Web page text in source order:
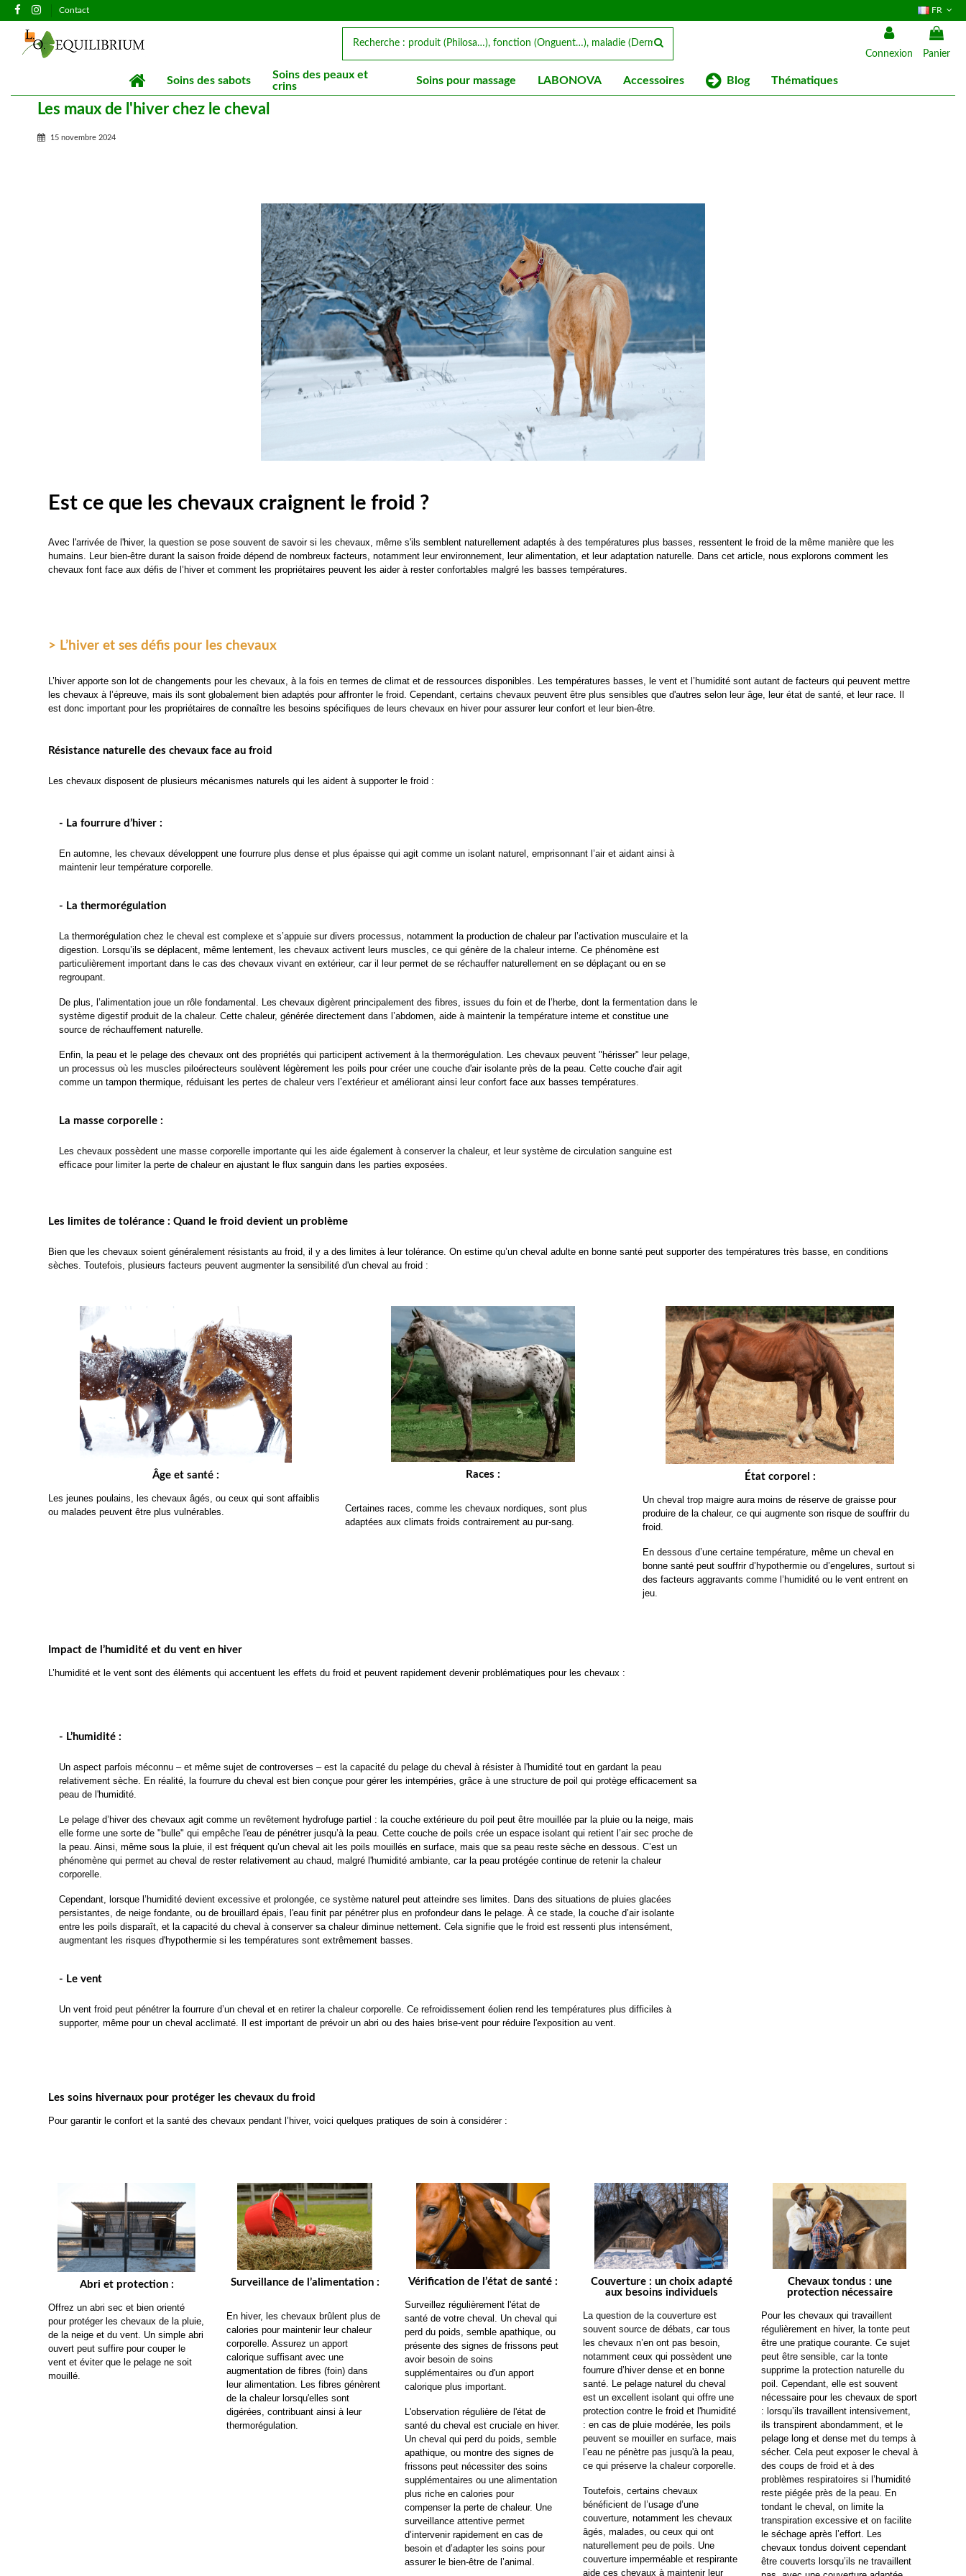
Contact FR
Connexion Panier
Soins des sabots
Soins des peaux et
crins
Soins pour massage LABONOVA Accessoires Blog Thématiques
Les maux de l'hiver chez le cheval
15 novembre 2024
Est ce que les chevaux craignent le froid ?
Avec l'arrivée de l'hiver, la question se pose souvent de savoir si les chevaux, même s'ils semblent naturellement adaptés à des températures plus basses, ressentent le froid de la même manière que les
humains. Leur bien-être durant la saison froide dépend de nombreux facteurs, notamment leur environnement, leur alimentation, et leur adaptation naturelle. Dans cet article, nous explorons comment les
chevaux font face aux défis de l’hiver et comment les propriétaires peuvent les aider à rester confortables malgré les basses températures.
> L’hiver et ses défis pour les chevaux
L’hiver apporte son lot de changements pour les chevaux, à la fois en termes de climat et de ressources disponibles. Les températures basses, le vent et l’humidité sont autant de facteurs qui peuvent mettre
les chevaux à l’épreuve, mais ils sont globalement bien adaptés pour affronter le froid. Cependant, certains chevaux peuvent être plus sensibles que d'autres selon leur âge, leur état de santé, et leur race. Il
est donc important pour les propriétaires de connaître les besoins spécifiques de leurs chevaux en hiver pour assurer leur confort et leur bien-être.
Résistance naturelle des chevaux face au froid
Les chevaux disposent de plusieurs mécanismes naturels qui les aident à supporter le froid :
- La fourrure d’hiver :
En automne, les chevaux développent une fourrure plus dense et plus épaisse qui agit comme un isolant naturel, emprisonnant l’air et aidant ainsi à
maintenir leur température corporelle.
- La thermorégulation
La thermorégulation chez le cheval est complexe et s’appuie sur divers processus, notamment la production de chaleur par l’activation musculaire et la
digestion. Lorsqu’ils se déplacent, même lentement, les chevaux activent leurs muscles, ce qui génère de la chaleur interne. Ce phénomène est
particulièrement important dans le cas des chevaux vivant en extérieur, car il leur permet de se réchauffer naturellement en se déplaçant ou en se
regroupant.
De plus, l’alimentation joue un rôle fondamental. Les chevaux digèrent principalement des fibres, issues du foin et de l’herbe, dont la fermentation dans le
système digestif produit de la chaleur. Cette chaleur, générée directement dans l’abdomen, aide à maintenir la température interne et constitue une
source de réchauffement naturelle.
Enfin, la peau et le pelage des chevaux ont des propriétés qui participent activement à la thermorégulation. Les chevaux peuvent "hérisser" leur pelage,
un processus où les muscles piloérecteurs soulèvent légèrement les poils pour créer une couche d'air isolante près de la peau. Cette couche d'air agit
comme un tampon thermique, réduisant les pertes de chaleur vers l’extérieur et améliorant ainsi leur confort face aux basses températures.
La masse corporelle :
Les chevaux possèdent une masse corporelle importante qui les aide également à conserver la chaleur, et leur système de circulation sanguine est
efficace pour limiter la perte de chaleur en ajustant le flux sanguin dans les parties exposées.
Les limites de tolérance : Quand le froid devient un problème
Bien que les chevaux soient généralement résistants au froid, il y a des limites à leur tolérance. On estime qu’un cheval adulte en bonne santé peut supporter des températures très basse, en conditions
sèches. Toutefois, plusieurs facteurs peuvent augmenter la sensibilité d'un cheval au froid :
Âge et santé :
Les jeunes poulains, les chevaux âgés, ou ceux qui sont affaiblis
ou malades peuvent être plus vulnérables.
Races :
Certaines races, comme les chevaux nordiques, sont plus
adaptées aux climats froids contrairement au pur-sang.
État corporel :
Un cheval trop maigre aura moins de réserve de graisse pour
produire de la chaleur, ce qui augmente son risque de souffrir du
froid.
En dessous d’une certaine température, même un cheval en
bonne santé peut souffrir d’hypothermie ou d’engelures, surtout si
des facteurs aggravants comme l’humidité ou le vent entrent en
jeu.
Impact de l’humidité et du vent en hiver
L’humidité et le vent sont des éléments qui accentuent les effets du froid et peuvent rapidement devenir problématiques pour les chevaux :
- L’humidité :
Un aspect parfois méconnu – et même sujet de controverses – est la capacité du pelage du cheval à résister à l'humidité tout en gardant la peau
relativement sèche. En réalité, la fourrure du cheval est bien conçue pour gérer les intempéries, grâce à une structure de poil qui protège efficacement sa
peau de l'humidité.
Le pelage d’hiver des chevaux agit comme un revêtement hydrofuge partiel : la couche extérieure du poil peut être mouillée par la pluie ou la neige, mais
elle forme une sorte de "bulle" qui empêche l'eau de pénétrer jusqu’à la peau. Cette couche de poils crée un espace isolant qui retient l’air sec proche de
la peau. Ainsi, même sous la pluie, il est fréquent qu’un cheval ait les poils mouillés en surface, mais que sa peau reste sèche en dessous. C’est un
phénomène qui permet au cheval de rester relativement au chaud, malgré l'humidité ambiante, car la peau protégée continue de retenir la chaleur
corporelle.
Cependant, lorsque l’humidité devient excessive et prolongée, ce système naturel peut atteindre ses limites. Dans des situations de pluies glacées
persistantes, de neige fondante, ou de brouillard épais, l'eau finit par pénétrer plus en profondeur dans le pelage. À ce stade, la couche d’air isolante
entre les poils disparaît, et la capacité du cheval à conserver sa chaleur diminue nettement. Cela signifie que le froid est ressenti plus intensément,
augmentant les risques d'hypothermie si les températures sont extrêmement basses.
- Le vent
Un vent froid peut pénétrer la fourrure d’un cheval et en retirer la chaleur corporelle. Ce refroidissement éolien rend les températures plus difficiles à
supporter, même pour un cheval acclimaté. Il est important de prévoir un abri ou des haies brise-vent pour réduire l'exposition au vent.
Les soins hivernaux pour protéger les chevaux du froid
Pour garantir le confort et la santé des chevaux pendant l’hiver, voici quelques pratiques de soin à considérer :
Abri et protection :
Offrez un abri sec et bien orienté
pour protéger les chevaux de la pluie,
de la neige et du vent. Un simple abri
ouvert peut suffire pour couper le
vent et éviter que le pelage ne soit
mouillé.
Surveillance de l’alimentation :
En hiver, les chevaux brûlent plus de
calories pour maintenir leur chaleur
corporelle. Assurez un apport
calorique suffisant avec une
augmentation de fibres (foin) dans
leur alimentation. Les fibres génèrent
de la chaleur lorsqu'elles sont
digérées, contribuant ainsi à leur
thermorégulation.
Vérification de l’état de santé :
Surveillez régulièrement l'état de
santé de votre cheval. Un cheval qui
perd du poids, semble apathique, ou
présente des signes de frissons peut
avoir besoin de soins
supplémentaires ou d'un apport
calorique plus important.
L'observation régulière de l'état de
santé du cheval est cruciale en hiver.
Un cheval qui perd du poids, semble
apathique, ou montre des signes de
frissons peut nécessiter des soins
supplémentaires ou une alimentation
plus riche en calories pour
compenser la perte de chaleur. Une
surveillance attentive permet
d’intervenir rapidement en cas de
besoin et d’adapter les soins pour
assurer le bien-être de l’animal.
Couverture : un choix adapté
aux besoins individuels
La question de la couverture est
souvent source de débats, car tous
les chevaux n’en ont pas besoin,
notamment ceux qui possèdent une
fourrure d’hiver dense et en bonne
santé. Le pelage naturel du cheval
est un excellent isolant qui offre une
protection contre le froid et l'humidité
: en cas de pluie modérée, les poils
peuvent se mouiller en surface, mais
l’eau ne pénètre pas jusqu'à la peau,
ce qui préserve la chaleur corporelle.
Toutefois, certains chevaux
bénéficient de l’usage d’une
couverture, notamment les chevaux
âgés, malades, ou ceux qui ont
naturellement peu de poils. Une
couverture imperméable et respirante
aide ces chevaux à maintenir leur
Chevaux tondus : une
protection nécessaire
Pour les chevaux qui travaillent
régulièrement en hiver, la tonte peut
être une pratique courante. Ce sujet
peut être sensible, car la tonte
supprime la protection naturelle du
poil. Cependant, elle est souvent
nécessaire pour les chevaux de sport
: lorsqu’ils travaillent intensivement,
ils transpirent abondamment, et le
pelage long et dense met du temps à
sécher. Cela peut exposer le cheval à
des coups de froid et à des
problèmes respiratoires si l’humidité
reste piégée près de la peau. En
tondant le cheval, on limite la
transpiration excessive et on facilite
le séchage après l’effort. Les
chevaux tondus doivent cependant
être couverts lorsqu’ils ne travaillent